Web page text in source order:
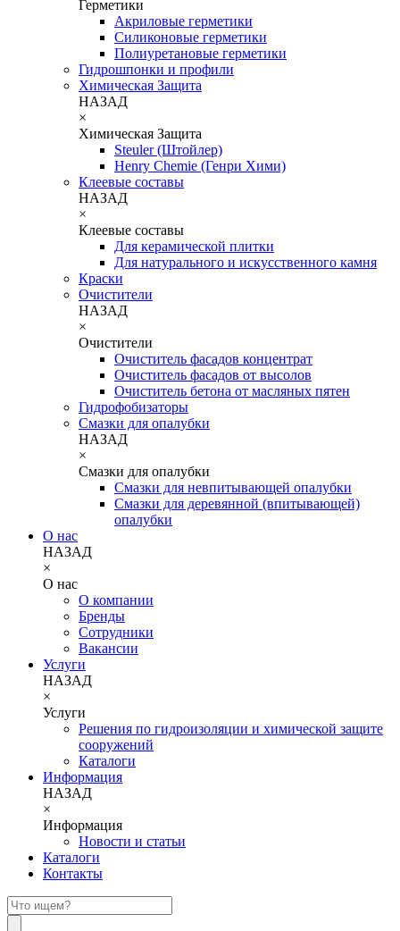
Герметики
Акриловые герметики
Силиконовые герметики
Полиуретановые герметики
Гидрошпонки и профили
Химическая Защита
НАЗАД
×
Химическая Защита
Steuler (Штойлер)
Henry Chemie (Генри Хими)
Клеевые составы
НАЗАД
×
Клеевые составы
Для керамической плитки
Для натурального и искусственного камня
Краски
Очистители
НАЗАД
×
Очистители
Очиститель фасадов концентрат
Очиститель фасадов от высолов
Очиститель бетона от масляных пятен
Гидрофобизаторы
Смазки для опалубки
НАЗАД
×
Смазки для опалубки
Смазки для невпитывающей опалубки
Смазки для деревянной (впитывающей)
опалубки
О нас
НАЗАД
×
О нас
О компании
Бренды
Сотрудники
Вакансии
Услуги
НАЗАД
×
Услуги
Решения по гидроизоляции и химической защите
сооружений
Каталоги
Информация
НАЗАД
×
Информация
Новости и статьи
Каталоги
Контакты